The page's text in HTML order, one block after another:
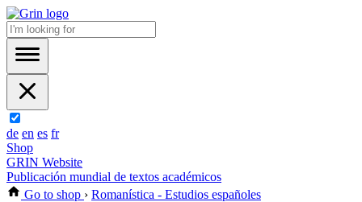
de en es fr
Shop
GRIN Website
Publicación mundial de textos académicos
Go to shop › Romanística - Estudios españoles